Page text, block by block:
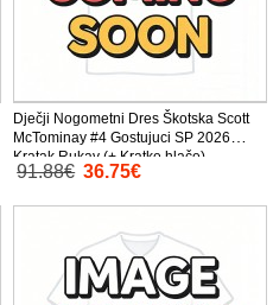
Dječji Nogometni Dres Škotska Scott
McTominay #4 Gostujuci SP 2026
Kratak Rukav (+ Kratke hlače)
91.88€ 36.75€